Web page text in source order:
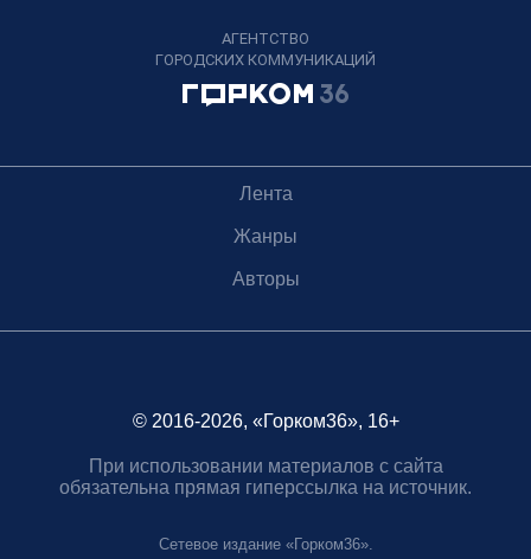
АГЕНТСТВО
ГОРОДСКИХ КОММУНИКАЦИЙ
Лента
Жанры
Авторы
© 2016-2026, «Горком36», 16+
При использовании материалов с сайта
обязательна прямая гиперссылка на источник.
Сетевое издание «Горком36».